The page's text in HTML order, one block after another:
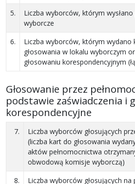
5.
Liczba wyborców, którym
wyborcze
6.
Liczba wyborców, którym wydano
głosowania w lokalu wyborczym
głosowaniu korespondencyjnym
Głosowanie przez
podstawie zaświadczenia i
korespondencyjne
7.
Liczba wyborców głosujących
(liczba kart do głosowania
aktów pełnomocnictwa
obwodową komisje wyborczą)
8. Liczba wyborców głosujących na